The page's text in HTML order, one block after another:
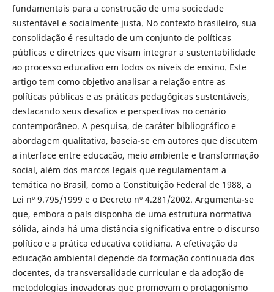
fundamentais para a construção de uma sociedade
sustentável e socialmente justa. No contexto brasileiro, sua
consolidação é resultado de um conjunto de políticas
públicas e diretrizes que visam integrar a sustentabilidade
ao processo educativo em todos os níveis de ensino. Este
artigo tem como objetivo analisar a relação entre as
políticas públicas e as práticas pedagógicas sustentáveis,
destacando seus desafios e perspectivas no cenário
contemporâneo. A pesquisa, de caráter bibliográfico e
abordagem qualitativa, baseia-se em autores que discutem
a interface entre educação, meio ambiente e transformação
social, além dos marcos legais que regulamentam a
temática no Brasil, como a Constituição Federal de 1988, a
Lei nº 9.795/1999 e o Decreto nº 4.281/2002. Argumenta-se
que, embora o país disponha de uma estrutura normativa
sólida, ainda há uma distância significativa entre o discurso
político e a prática educativa cotidiana. A efetivação da
educação ambiental depende da formação continuada dos
docentes, da transversalidade curricular e da adoção de
metodologias inovadoras que promovam o protagonismo